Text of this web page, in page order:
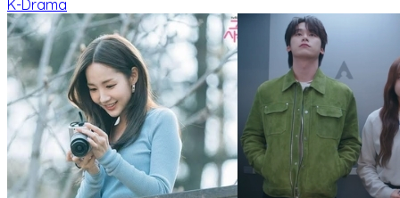
K-Drama